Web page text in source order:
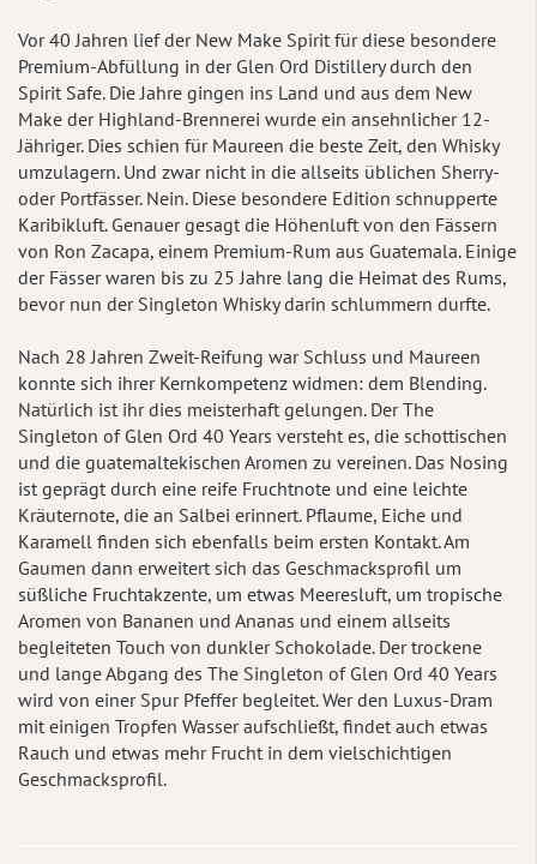
Vor 40 Jahren lief der New Make Spirit für diese besondere
Premium-Abfüllung in der Glen Ord Distillery durch den
Spirit Safe. Die Jahre gingen ins Land und aus dem New
Make der Highland-Brennerei wurde ein ansehnlicher 12-
Jähriger. Dies schien für Maureen die beste Zeit, den Whisky
umzulagern. Und zwar nicht in die allseits üblichen Sherry-
oder Portfässer. Nein. Diese besondere Edition schnupperte
Karibikluft. Genauer gesagt die Höhenluft von den Fässern
von Ron Zacapa, einem Premium-Rum aus Guatemala. Einige
der Fässer waren bis zu 25 Jahre lang die Heimat des Rums,
bevor nun der Singleton Whisky darin schlummern durfte.
Nach 28 Jahren Zweit-Reifung war Schluss und Maureen
konnte sich ihrer Kernkompetenz widmen: dem Blending.
Natürlich ist ihr dies meisterhaft gelungen. Der The
Singleton of Glen Ord 40 Years versteht es, die schottischen
und die guatemaltekischen Aromen zu vereinen. Das Nosing
ist geprägt durch eine reife Fruchtnote und eine leichte
Kräuternote, die an Salbei erinnert. Pflaume, Eiche und
Karamell finden sich ebenfalls beim ersten Kontakt. Am
Gaumen dann erweitert sich das Geschmacksprofil um
süßliche Fruchtakzente, um etwas Meeresluft, um tropische
Aromen von Bananen und Ananas und einem allseits
begleiteten Touch von dunkler Schokolade. Der trockene
und lange Abgang des The Singleton of Glen Ord 40 Years
wird von einer Spur Pfeffer begleitet. Wer den Luxus-Dram
mit einigen Tropfen Wasser aufschließt, findet auch etwas
Rauch und etwas mehr Frucht in dem vielschichtigen
Geschmacksprofil.